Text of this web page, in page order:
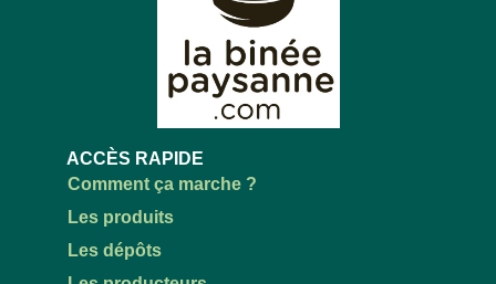
ACCÈS RAPIDE
Comment ça marche ?
Les produits
Les dépôts